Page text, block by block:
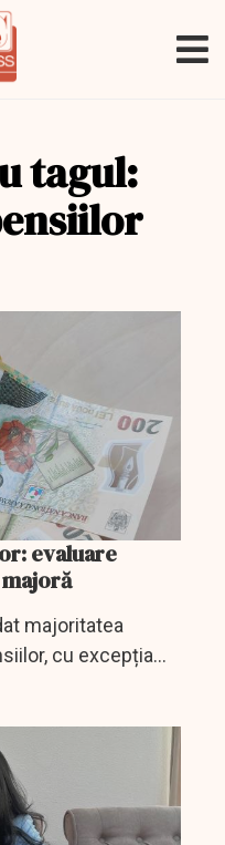
tagul:
evaluare
majoritatea
cu excepția
aflat în impas.